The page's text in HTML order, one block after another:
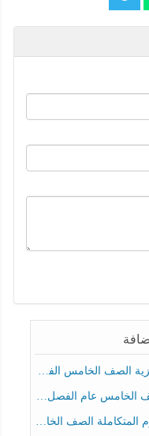
الدراسي الثالث 2025-2026
الصف الخامس عام الفصل الثالث